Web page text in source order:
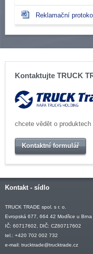
Reklamační
Kontaktujte TRUCK
chcete vědět o
Kontaktní formulář
Kontakt - sídlo
TRUCK TRADE spol. s r. o.
Evropská 677, 664 42 Modřice u Brna
IČ: 60717602, DIČ: CZ60717602
tel.: +420 702 002 732
e-mail: trucktrade@trucktrade.cz